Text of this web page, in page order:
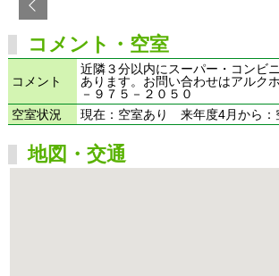
コメント・空室
コメント
近隣３分以内にスーパー・コンビ
あります。お問い合わせはアルク
－９７５－２０５０
空室状況
現在：空室あり 来年度4月から：
地図・交通